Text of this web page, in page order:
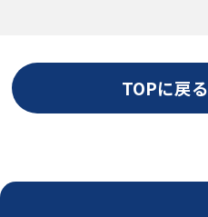
TOPに戻る